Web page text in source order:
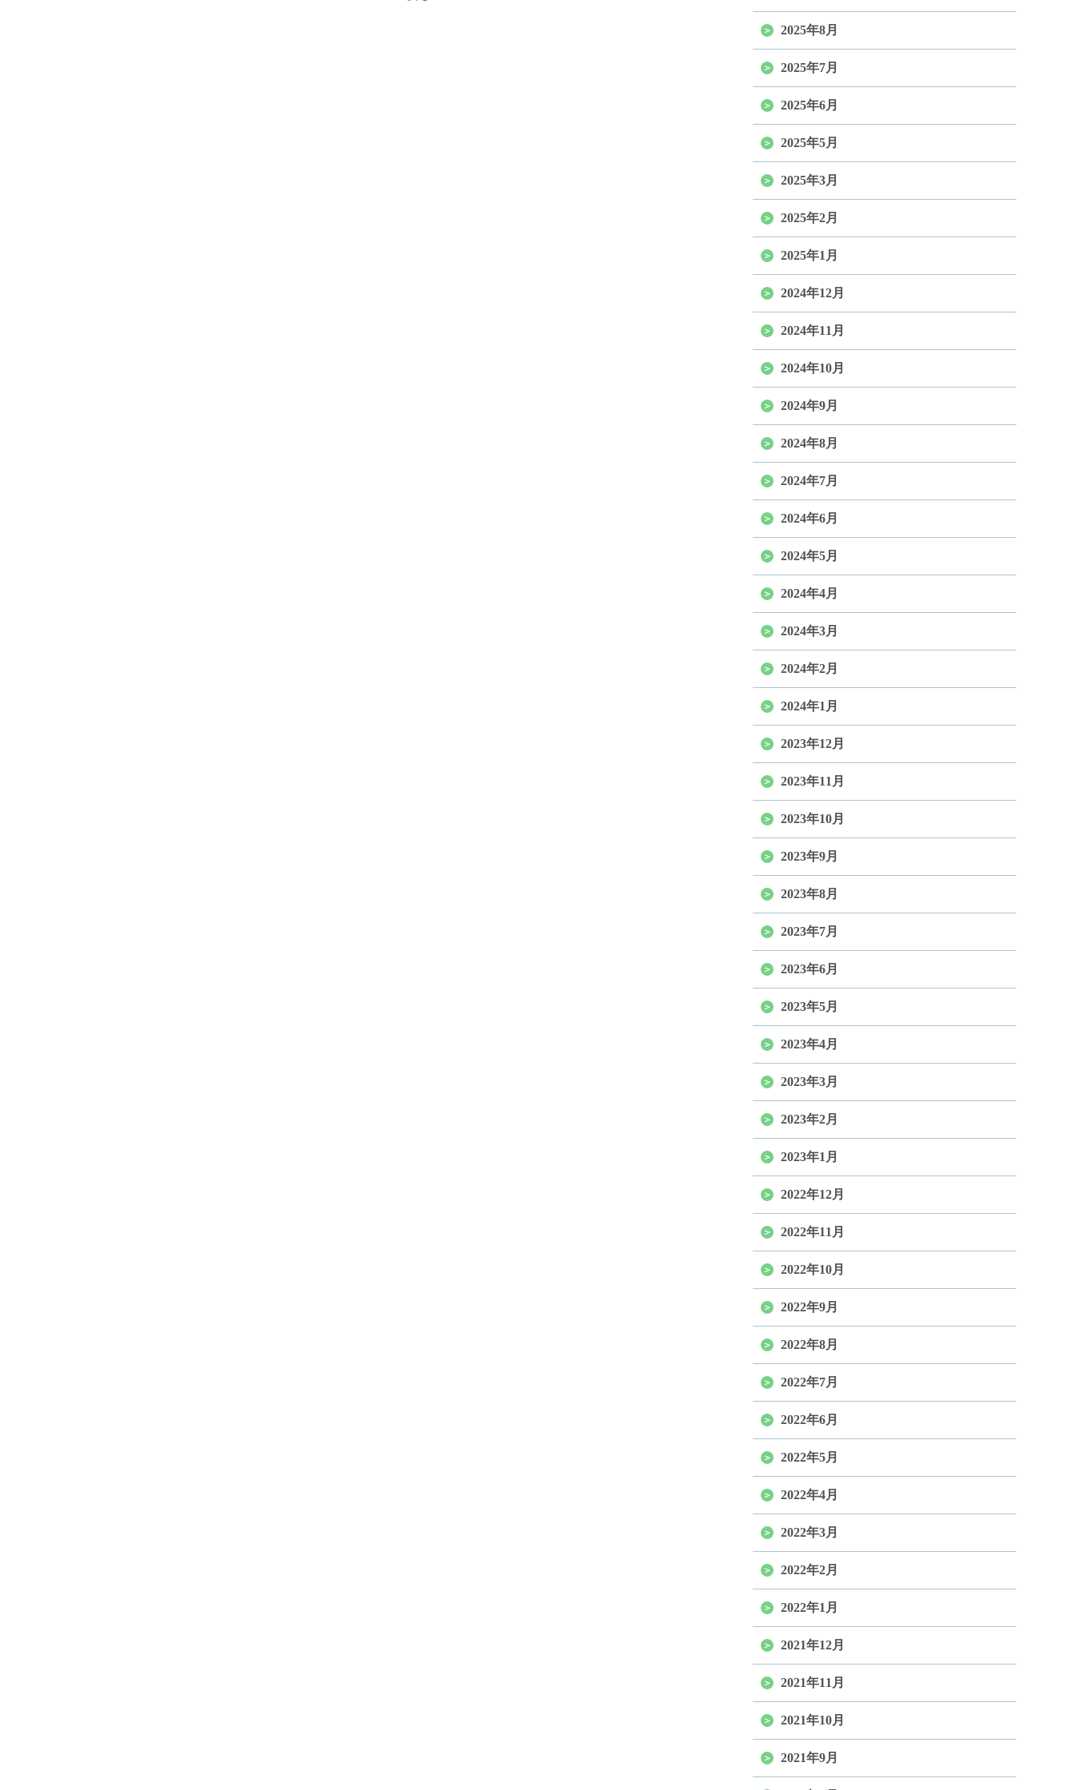
2025年8月
2025年7月
2025年6月
2025年5月
2025年3月
2025年2月
2025年1月
2024年12月
2024年11月
2024年10月
2024年9月
2024年8月
2024年7月
2024年6月
2024年5月
2024年4月
2024年3月
2024年2月
2024年1月
2023年12月
2023年11月
2023年10月
2023年9月
2023年8月
2023年7月
2023年6月
2023年5月
2023年4月
2023年3月
2023年2月
2023年1月
2022年12月
2022年11月
2022年10月
2022年9月
2022年8月
2022年7月
2022年6月
2022年5月
2022年4月
2022年3月
2022年2月
2022年1月
2021年12月
2021年11月
2021年10月
2021年9月